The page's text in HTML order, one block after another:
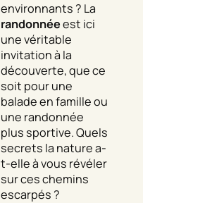
environnants ? La
randonnéeest ici
une véritable
invitation à la
découverte, que ce
soit pour une
balade en famille ou
une randonnée
plus sportive. Quels
secrets la nature a-
t-elle à vous révéler
sur ces chemins
escarpés ?